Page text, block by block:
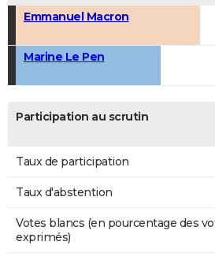
Emmanuel Macron
Marine Le Pen
Participation au scrutin
Taux de participation
Taux d'abstention
Votes blancs (en pourcentage des
exprimés)